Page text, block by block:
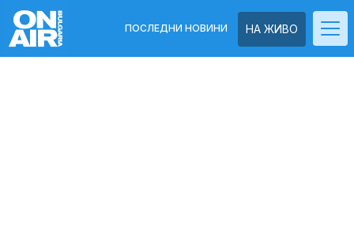
НА ЖИВО
ПОСЛЕДНИ НОВИНИ